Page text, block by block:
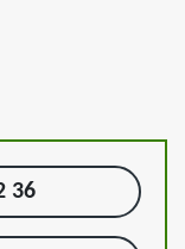
36